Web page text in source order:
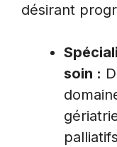
désirant
soin :